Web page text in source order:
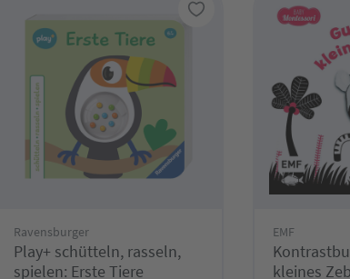
Ravensburger
Play+ schütteln, rasseln,
spielen: Erste Tiere
EMF
kleines